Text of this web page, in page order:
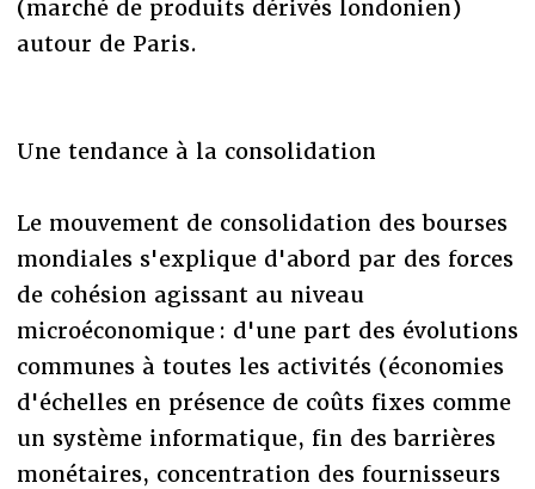
(marché de produits dérivés londonien)
autour de Paris.
Une tendance à la consolidation
Le mouvement de consolidation des bourses
mondiales s'explique d'abord par des forces
de cohésion agissant au niveau
microéconomique : d'une part des évolutions
communes à toutes les activités (économies
d'échelles en présence de coûts fixes comme
un système informatique, fin des barrières
monétaires, concentration des fournisseurs